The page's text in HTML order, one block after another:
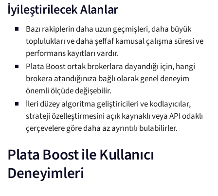
İyileştirilecek Alanlar
Bazı rakiplerin daha uzun geçmişleri, daha büyük
toplulukları ve daha şeffaf kamusal çalışma süresi ve
performans kayıtları vardır.
Plata Boost ortak brokerlara dayandığı için, hangi
brokera atandığınıza bağlı olarak genel deneyim
önemli ölçüde değişebilir.
İleri düzey algoritma geliştiricileri ve kodlayıcılar,
strateji özelleştirmesini açık kaynaklı veya API odaklı
çerçevelere göre daha az ayrıntılı bulabilirler.
Plata Boost ile Kullanıcı
Deneyimleri